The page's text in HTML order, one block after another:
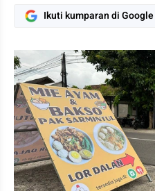
Ikuti kumparan di Google